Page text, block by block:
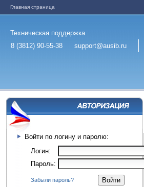
Главная страница
Техническая поддержка
8 (3812) 90-55-38
support@ausib.ru
Войти по логину и паролю:
Логин:
Пароль:
Забыли пароль?